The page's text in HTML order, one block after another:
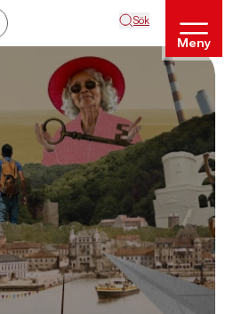
Sök
Meny